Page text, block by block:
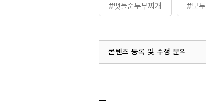
#맷돌순두부찌개 #모
콘텐츠 등록 및 수정 문의